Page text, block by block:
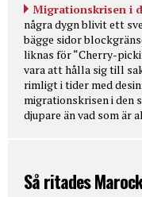
Migrationskrisen i
några dygn blivit ett
bägge sidor
liknas för “Cherry-
vara att hålla sig till
rimligt i tider med
migrationskrisen i den
djupare än vad som är
Så ritades